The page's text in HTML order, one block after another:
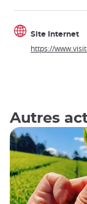
Site Internet
https://
Autres